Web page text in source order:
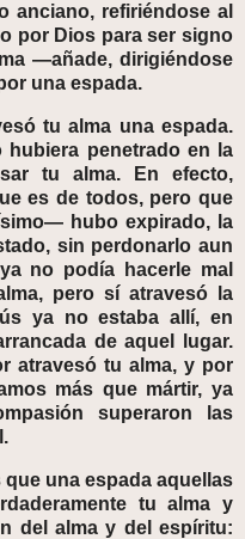
anciano, refiriéndose al
por Dios para ser signo
—añade, dirigiéndose
una espada.
tu alma una espada.
hubiera penetrado en la
tu alma. En efecto,
es de todos, pero que
hubo expirado, la
sin perdonarlo aun
no podía hacerle mal
pero sí atravesó la
ya no estaba allí, en
de aquel lugar.
atravesó tu alma, y por
más que mártir, ya
superaron las
una espada aquellas
tu alma y
del alma y del espíritu: